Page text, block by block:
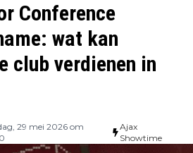
Conference
wat kan
club verdienen in
29 mei 2026 om
Ajax
Showtime